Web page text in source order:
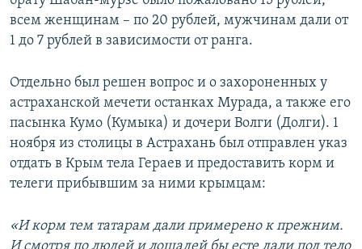
всем женщинам – по 20 рублей, мужчинам дали от
1 до 7 рублей в зависимости от ранга.
Отдельно был решен вопрос и о захороненных у
астраханской мечети останках Мурада, а также его
пасынка Кумо (Кумыка) и дочери Волги (Долги). 1
ноября из столицы в Астрахань был отправлен указ
отдать в Крым тела Гераев и предоставить корм и
телеги прибывшим за ними крымцам:
«И корм тем татарам дали примерено к прежним.